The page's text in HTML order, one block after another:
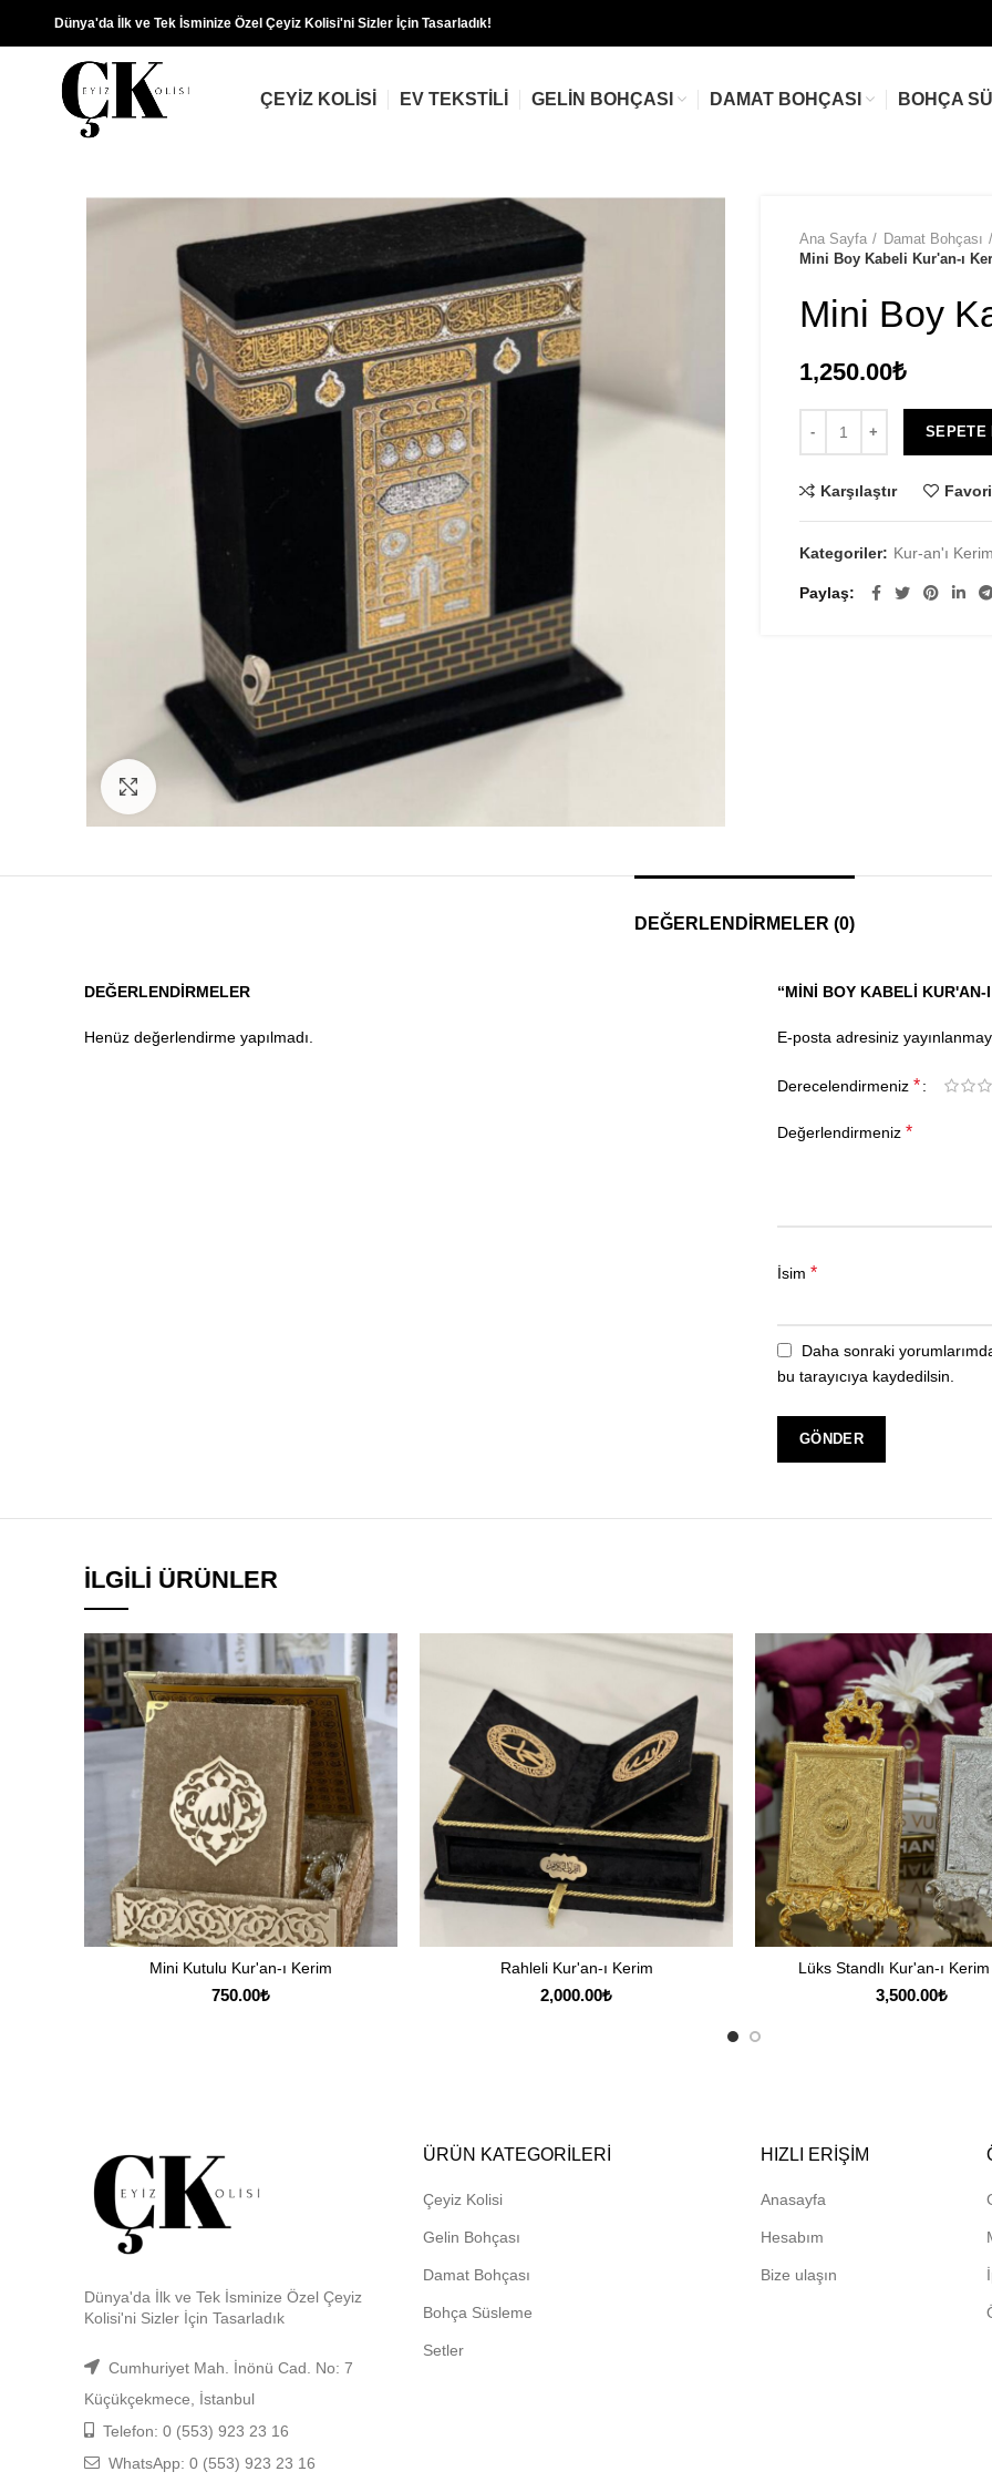
Dünya'da İlk ve Tek İsminize Özel Çeyiz Kolisi'ni Sizler İçin Tasarladık!
ÇEYIZ KOLISI EV TEKSTILI GELIN BOHÇASI DAMAT BOHÇASI BOHÇA
Click to enlarge
Ana Sayfa Damat Bohçası
Mini Boy Kabeli Kur'an-ı
Mini Boy
1,250.00₺
SEPETE
Karşılaştır
Kategoriler: Kur-an'ı Kerim
Paylaş
DEĞERLENDIRMELER (0)
DEĞERLENDIRMELER
Henüz değerlendirme yapılmadı.
“MINI BOY KABELI
E-posta adresiniz
Derecelendirmeniz *
Değerlendirmeniz *
İsim *
Daha sonraki
bu tarayıcıya kaydedilsin.
İLGILI ÜRÜNLER
SEÇENEKLER
Mini Kutulu Kur'an-ı Kerim
750.00₺
SEÇENEKLER
Rahleli Kur'an-ı Kerim
2,000.00₺
SEÇENEKLER
Lüks Standlı Kur'an-ı Kerim
3,500.00₺
Dünya'da İlk ve Tek İsminize Özel Çeyiz
Kolisi'ni Sizler İçin Tasarladık
Cumhuriyet Mah. İnönü Cad. No: 7
Küçükçekmece, İstanbul
Telefon: 0 (553) 923 23 16
WhatsApp: 0 (553) 923 23 16
ÜRÜN KATEGORILERI
Çeyiz Kolisi
Gelin Bohçası
Damat Bohçası
Bohça Süsleme
Setler
HIZLI ERIŞIM
Anasayfa
Hesabım
Bize ulaşın